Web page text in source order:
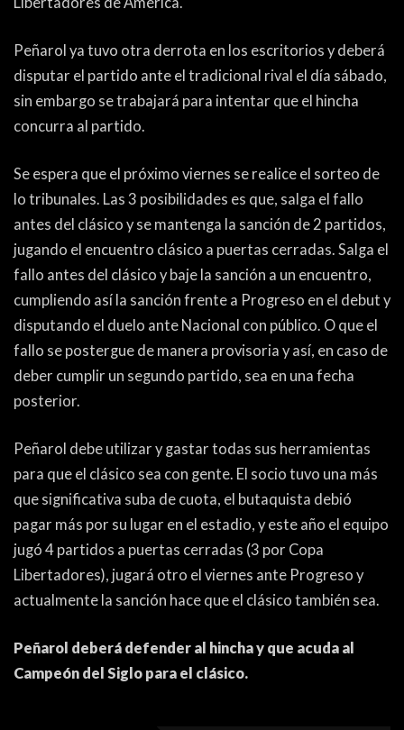
TRIBUNA
PYD RADIO
PEÑAS
ENCUESTAS
EDITORIALES
Peñarol ya tuvo otra derrota en los escritorios y deberá
disputar el partido ante el tradicional rival el día sábado,
sin embargo se trabajará para intentar que el hincha
concurra al partido.
Se espera que el próximo viernes se realice el sorteo de
lo tribunales. Las 3 posibilidades es que, salga el fallo
antes del clásico y se mantenga la sanción de 2 partidos,
jugando el encuentro clásico a puertas cerradas. Salga el
fallo antes del clásico y baje la sanción a un encuentro,
cumpliendo así la sanción frente a Progreso en el debut y
disputando el duelo ante Nacional con público. O que el
fallo se postergue de manera provisoria y así, en caso de
deber cumplir un segundo partido, sea en una fecha
posterior.
Peñarol debe utilizar y gastar todas sus herramientas
para que el clásico sea con gente. El socio tuvo una más
que significativa suba de cuota, el butaquista debió
pagar más por su lugar en el estadio, y este año el equipo
jugó 4 partidos a puertas cerradas (3 por Copa
Libertadores), jugará otro el viernes ante Progreso y
actualmente la sanción hace que el clásico también sea.
Peñarol deberá defender al hincha y que acuda al
Campeón del Siglo para el clásico.